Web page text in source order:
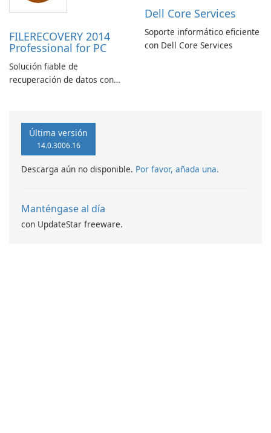
FILERECOVERY 2014
Professional for PC
Solución fiable de
recuperación de datos con
Dell Core Services
Soporte informático eficiente
con Dell Core Services
Última versión
14.0.3006.16
Descarga aún no disponible. Por favor, añada una.
Manténgase al día
con UpdateStar freeware.